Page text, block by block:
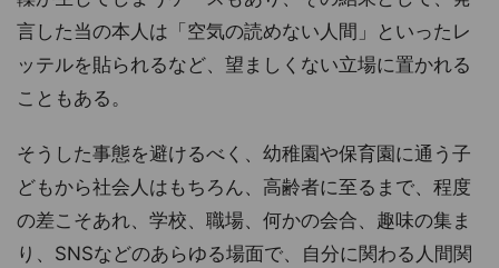
言した当の本人は「空気の読めない人間」といったレ
ッテルを貼られるなど、望ましくない立場に置かれる
こともある。
そうした事態を避けるべく、幼稚園や保育園に通う子
どもから社会人はもちろん、高齢者に至るまで、程度
の差こそあれ、学校、職場、何かの会合、趣味の集ま
り、SNSなどのあらゆる場面で、自分に関わる人間関